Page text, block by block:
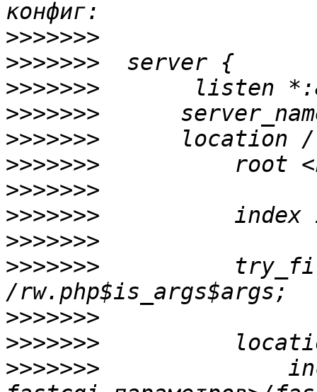
>>>>>>>
>>>>>>>
>>>>>>>
>>>>>>>
>>>>>>>
>>>>>>>
>>>>>>>
>>>>>>>
>>>>>>>
>>>>>>> try_files
>>>>>>>
>>>>>>>
>>>>>>> include